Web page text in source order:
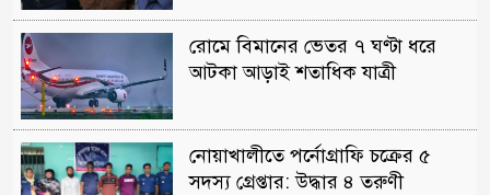
রোমে বিমানের ভেতর ৭ ঘণ্টা ধরে
আটকা আড়াই শতাধিক যাত্রী
নোয়াখালীতে পর্নোগ্রাফি চক্রের ৫
সদস্য গ্রেপ্তার: উদ্ধার ৪ তরুণী